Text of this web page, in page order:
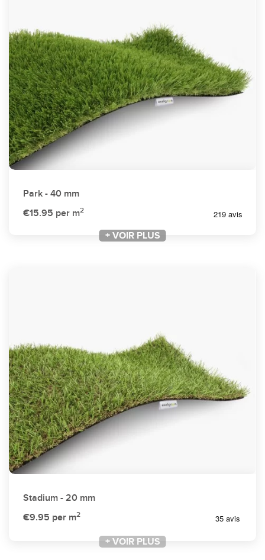
Park - 40 mm
€15.95 per m2
+ VOIR PLUS
+ VOIR PLUS
Stadium - 20 mm
€9.95 per m2
+ VOIR PLUS